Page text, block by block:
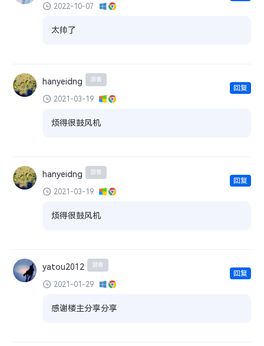
2022-10-07
太帅了
hanyeidng 游客
2021-03-19
烦得很鼓风机
回复
hanyeidng 游客
2021-03-19
烦得很鼓风机
回复
yatou2012 游客
2021-01-29
感谢楼主分享分享
回复